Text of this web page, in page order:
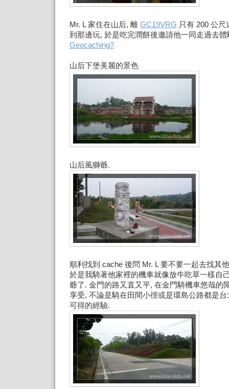
Mr. L 家住在山后, 離 GC19VRG 只有 200 公
到那邊玩, 於是吃完潤餅後邀請他一同走過去體
Geocaching?
山后下堡美麗的景色
山后風獅爺.
順利找到 cache 後問 Mr. L 要不要一起去找其
於是我騎著他家裡的機車就像放牛吃草一樣自
爺了. 金門的路又直又平, 在金門騎機車悠哉的
享受, 不論是騎在田間小徑或是環島公路都是
可得的經驗.